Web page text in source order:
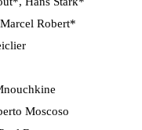
Robert*
Moscoso